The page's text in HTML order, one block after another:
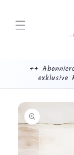
Inhalt
++
exklusive
mehr
dazu...